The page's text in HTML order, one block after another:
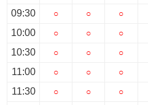
09:30
10:00
10:30
11:00
11:30
○
○
○
○
○
○
○
○
○
○
○
○
○
○
○